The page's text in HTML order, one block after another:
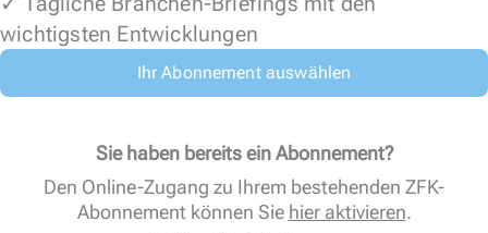
wichtigsten Entwicklungen
Ihr Abonnement auswählen
Sie haben bereits ein Abonnement?
Den Online-Zugang zu Ihrem bestehenden ZFK-
Abonnement können Sie hier aktivieren.